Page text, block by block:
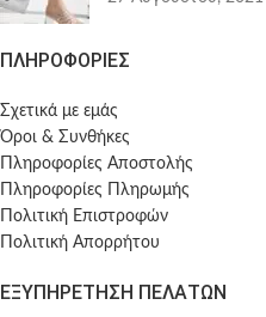
ΠΛΗΡΟΦΟΡΙΕΣ
Σχετικά με εμάς
Όροι & Συνθήκες
Πληροφορίες Αποστολής
Πληροφορίες Πληρωμής
Πολιτική Επιστροφών
Πολιτική Απορρήτου
ΕΞΥΠΗΡΕΤΗΣΗ ΠΕΛΑΤΩΝ